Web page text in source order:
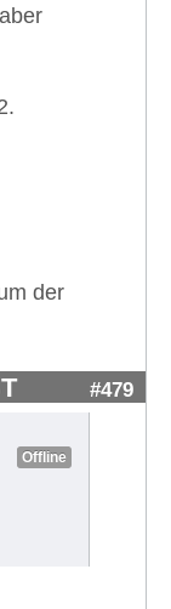
der
#479
Offline